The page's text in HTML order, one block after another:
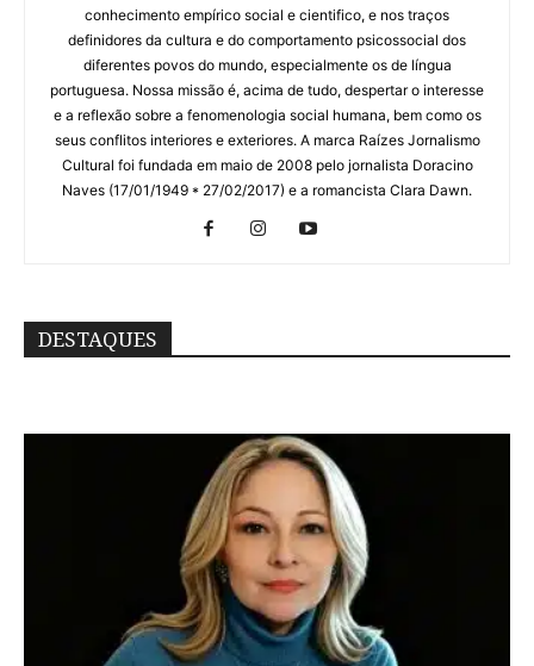
conhecimento empírico social e cientifico, e nos traços
definidores da cultura e do comportamento psicossocial dos
diferentes povos do mundo, especialmente os de língua
portuguesa. Nossa missão é, acima de tudo, despertar o interesse
e a reflexão sobre a fenomenologia social humana, bem como os
seus conflitos interiores e exteriores. A marca Raízes Jornalismo
Cultural foi fundada em maio de 2008 pelo jornalista Doracino
Naves (17/01/1949 * 27/02/2017) e a romancista Clara Dawn.
DESTAQUES